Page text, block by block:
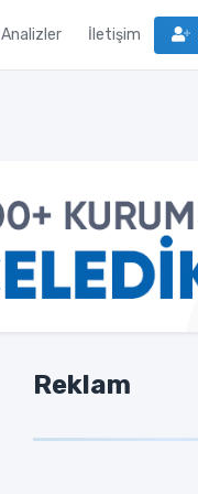
Analizler İletişim
Reklam